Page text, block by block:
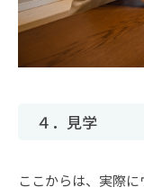
４．見学
ここからは、実際